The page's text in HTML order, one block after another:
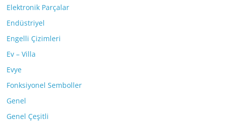
Elektronik Parçalar
Endüstriyel
Engelli Çizimleri
Ev – Villa
Evye
Fonksiyonel Semboller
Genel
Genel Çeşitli